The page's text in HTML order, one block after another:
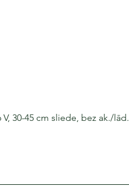
30-45 cm sliede, bez ak./lād.